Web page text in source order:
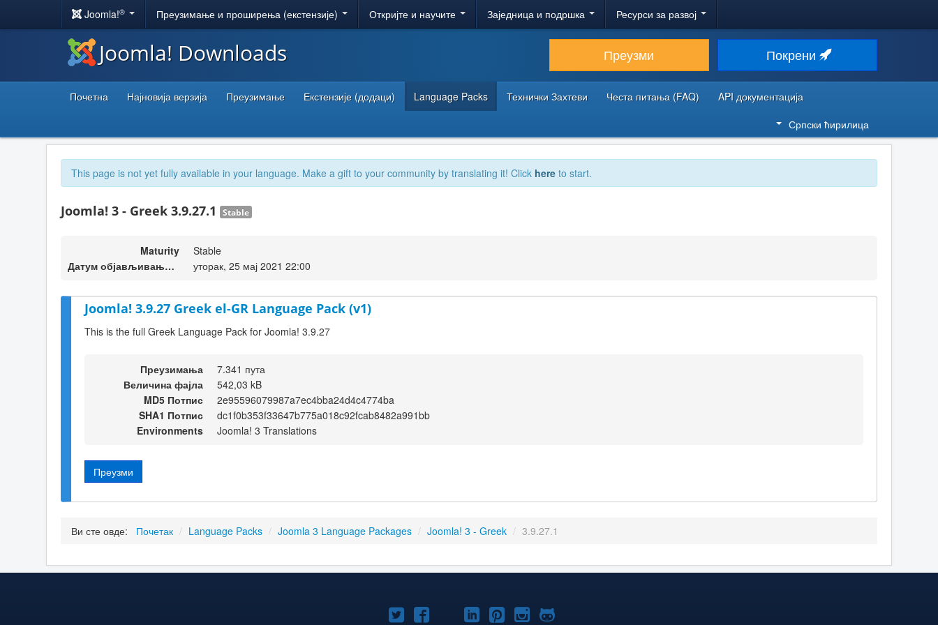
Joomla!® Преузимање и проширења (екстензије) Откријте и научите Заједница и подршка Ресурси за развој
Joomla! Downloads Преузми Покрени
Почетна Најновија верзија Преузимање Екстензије (додаци) Language Packs Технички Захтеви Честа питања (FAQ)
API документација
Српски ћирилица
This page is not yet fully available in your language. Make a gift to your community by translating it! Click here to start.
Joomla! 3 - Greek 3.9.27.1 Stable
Maturity
Stable
Датум објављивања верзије
уторак, 25 мај 2021 22:00
Joomla! 3.9.27 Greek el-GR Language Pack (v1)
This is the full Greek Language Pack for Joomla! 3.9.27
Преузимања
7.341 пута
Величина фајла
542,03 kB
MD5 Потпис
2e95596079987a7ec4bba24d4c4774ba
SHA1 Потпис
dc1f0b353f33647b775a018c92fcab8482a991bb
Environments
Joomla! 3 Translations
Преузми
Ви сте овде: Почетак / Language Packs / Joomla 3 Language Packages / Joomla! 3 - Greek / 3.9.27.1
Joomla!Joomla!Joomla!
Joomla!Joomla!
Joomla!Joomla!